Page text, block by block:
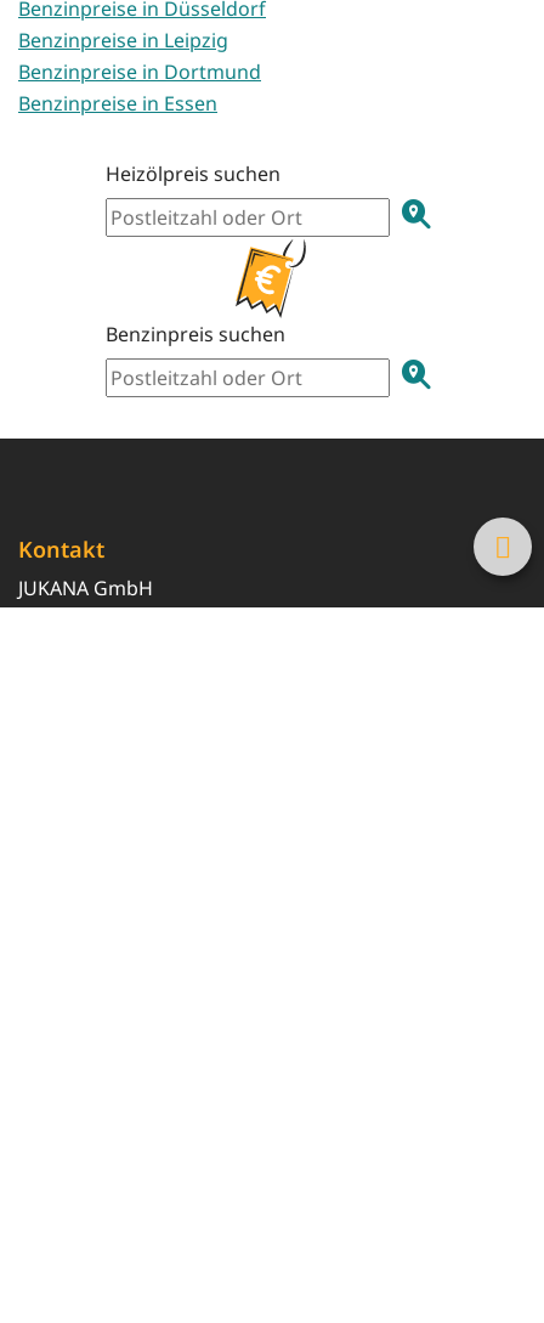
Benzinpreise in Düsseldorf
Benzinpreise in Leipzig
Benzinpreise in Dortmund
Benzinpreise in Essen
Heizölpreis suchen
Benzinpreis suchen
Kontakt
JUKANA GmbH